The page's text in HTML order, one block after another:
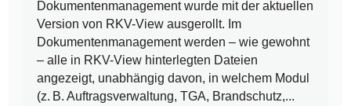
Dokumentenmanagement wurde mit der aktuellen
Version von RKV-View ausgerollt. Im
Dokumentenmanagement werden – wie gewohnt
– alle in RKV-View hinterlegten Dateien
angezeigt, unabhängig davon, in welchem Modul
(z. B. Auftragsverwaltung, TGA, Brandschutz,...